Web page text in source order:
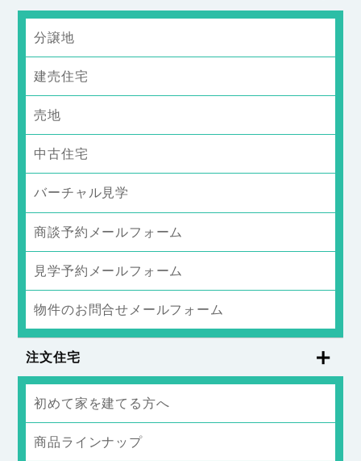
分譲地
建売住宅
売地
中古住宅
バーチャル見学
商談予約メールフォーム
見学予約メールフォーム
物件のお問合せメールフォーム
注文住宅
初めて家を建てる方へ
商品ラインナップ